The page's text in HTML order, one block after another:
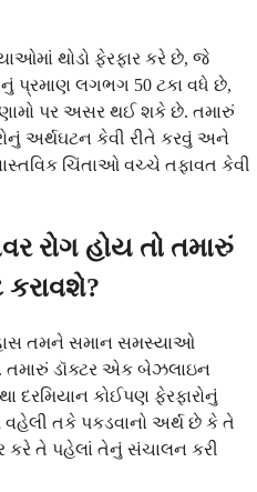
થોડો ફેરફાર કરે છે, જે
પ્રમાણ લગભગ 50 ટકા વધે છે,
પર અસર થઈ શકે છે. તમારું
અર્થઘટન કેવી રીતે કરવું અને
ચિંતાઓ વચ્ચે તફાવત કેવી
રોગ હોય તો તમારું
કરાવશે?
તમને સમાન સમસ્યાઓ
ડૉક્ટર એક બેઝલાઇન
દરમિયાન કોઈપણ ફેરફારોનું
તકે પકડવાનો અર્થ છે કે તે
તે પહેલાં તેનું સંચાલન કરી